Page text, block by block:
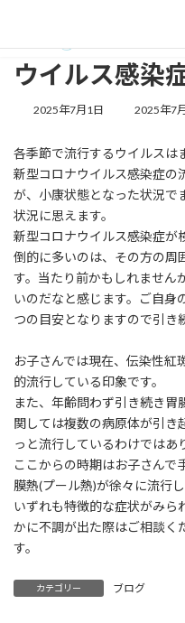
テ
ゲ
ウイルス感染
2025年7月1日
最
新
日
時
:
2025年7
各季節で流行するウイルスは
新型コロナウイルス感染症の
が、小康状態となった状況で
状況に思えます。
新型コロナウイルス感染症が
倒的に多いのは、その方の周
す。当たり前かもしれません
いのだなと感じます。ご自身
つの目安となりますので引き
お子さんでは現在、伝染性紅
的流行している印象です。
また、年齢問わず引き続き胃
関しては複数の病原体が引き
っと流行しているわけではあ
ここからの時期はお子さんで
膜熱(プール熱)が徐々に流行
いずれも特徴的な症状がみら
かに不調が出た際はご相談く
す。
カテゴリー ブログ